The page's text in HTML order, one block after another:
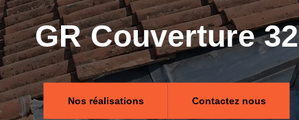
GR Couverture 32
Nos réalisations Contactez nous